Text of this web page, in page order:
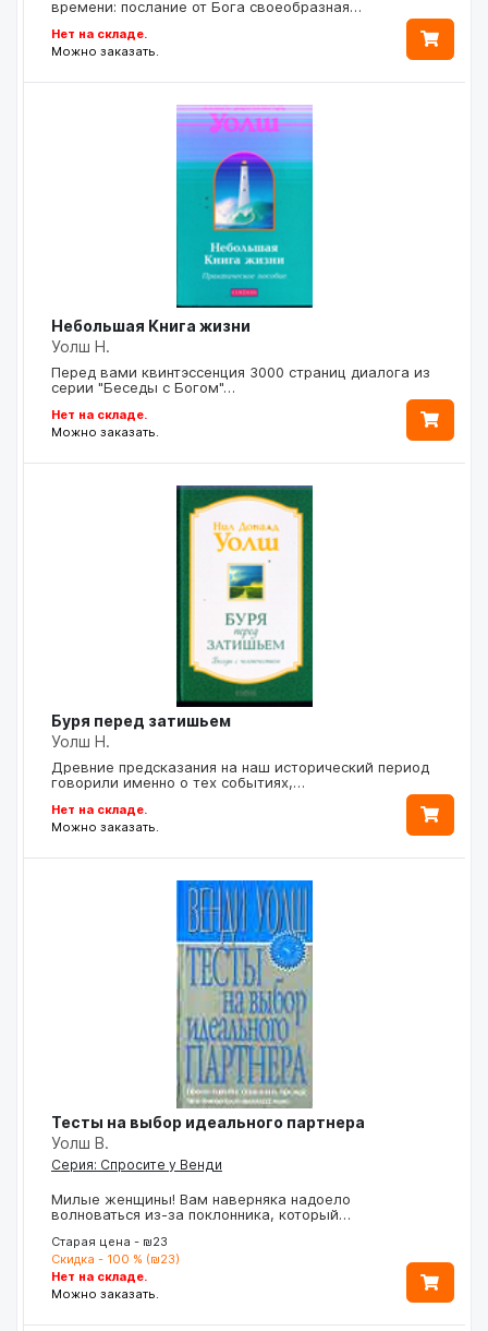
времени: послание от Бога своеобразная…
Нет на складе.
Можно заказать.
Небольшая Книга жизни
Уолш Н.
Перед вами квинтэссенция 3000 страниц диалога из
серии "Беседы с Богом"…
Нет на складе.
Можно заказать.
Буря перед затишьем
Уолш Н.
Древние предсказания на наш исторический период
говорили именно о тех событиях,…
Нет на складе.
Можно заказать.
Тесты на выбор идеального партнера
Уолш В.
Серия: Спросите у Венди
Милые женщины! Вам наверняка надоело
волноваться из-за поклонника, который…
Старая цена - ₪23
Скидка - 100 % (₪23)
Нет на складе.
Можно заказать.